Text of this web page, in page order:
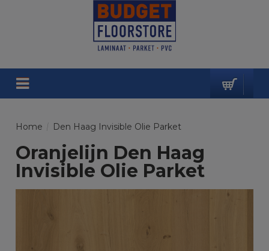
Home Den Haag Invisible Olie Parket
Oranjelijn Den Haag
Invisible Olie Parket